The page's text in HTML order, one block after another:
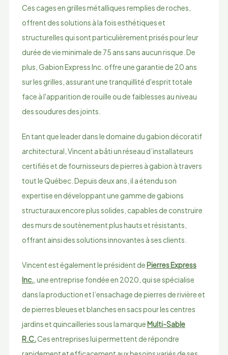
Ces cages en grilles métalliques remplies de roches,
offrent des solutions à la fois esthétiques et
structurelles qui sont particulièrement prisés pour leur
durée de vie minimale de 75 ans sans aucun risque. De
plus, Gabion Express Inc. offre une garantie de 20 ans
sur les grilles, assurant une tranquillité d'esprit totale
face à l'apparition de rouille ou de faiblesses au niveau
des soudures des joints.
En tant que leader dans le domaine du gabion décoratif
architectural, Vincent a bâti un réseau d’installateurs
certifiés et de fournisseurs de pierres à gabion à travers
tout le Québec. Depuis deux ans, il a étendu son
expertise en développant une gamme de gabions
structuraux encore plus solides, capables de construire
des murs de soutènement plus hauts et résistants,
offrant ainsi des solutions innovantes à ses clients.
Vincent est également le président de Pierres Express
Inc., une entreprise fondée en 2020, qui se spécialise
dans la production et l’ensachage de pierres de rivière et
de pierres bleues et blanches en sacs pour les centres
jardins et quincailleries sous la marque Multi-Sable
R.C.Ces entreprises lui permettent de répondre